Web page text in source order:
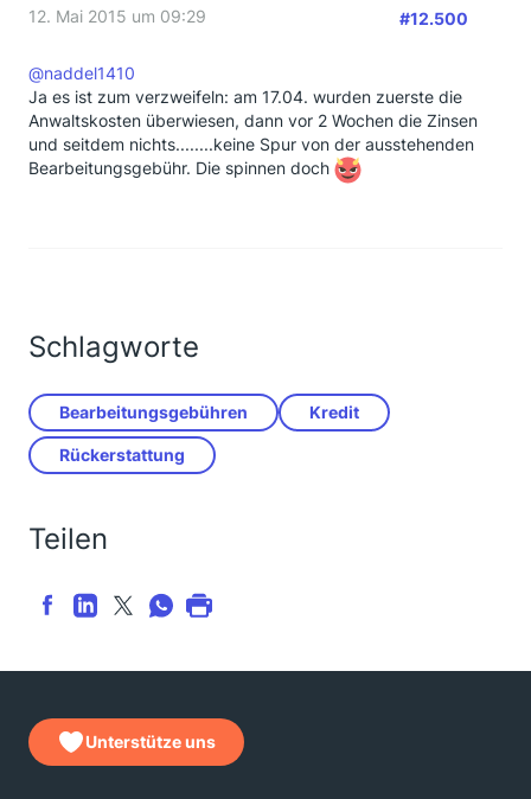
12. Mai 2015 um 09:29 #12.500
@naddel1410
Ja es ist zum verzweifeln: am 17.04. wurden zuerste die
Anwaltskosten überwiesen, dann vor 2 Wochen die Zinsen
und seitdem nichts........keine Spur von der ausstehenden
Bearbeitungsgebühr. Die spinnen doch
Schlagworte
Bearbeitungsgebühren Kredit
Rückerstattung
Teilen
Unterstütze uns